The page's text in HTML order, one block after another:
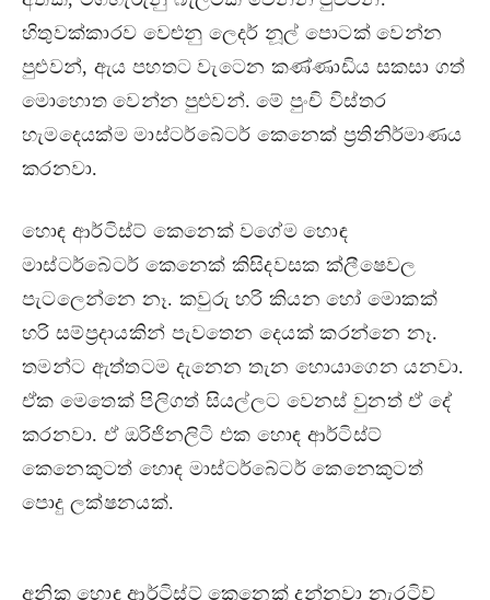
හිතුවක්කාරව වෙළුනු ලෙදර් නූල් පොටක් වෙන්න
පුළුවන්, ඇය පහතට වැටෙන කණ්ණාඩිය සකසා ගත්
මොහොත වෙන්න පුළුවන්. මේ පුංචි විස්තර
හැමදෙයක්ම මාස්ටර්බේටර් කෙනෙක් ප්‍රතිනිර්මාණය
කරනවා.
හොඳ ආර්ටිස්ට් කෙනෙක් වගේම හොඳ
මාස්ටර්බේටර් කෙනෙක් කිසිදවසක ක්ලීෂෙවල
පැටලෙන්නෙ නෑ. කවුරු හරි කියන හෝ මොකක්
හරි සම්ප්‍රදායකින් පැවතෙන දෙයක් කරන්නෙ නෑ.
තමන්ට ඇත්තටම දැනෙන තැන හොයාගෙන යනවා.
ඒක මෙතෙක් පිලිගත් සියල්ලට වෙනස් වුනත් ඒ දේ
කරනවා. ඒ ඔරිජිනලිටි එක හොඳ ආර්ටිස්ට්
කෙනෙකුටත් හොඳ මාස්ටර්බේටර් කෙනෙකුටත්
පොදු ලක්ෂනයක්.
අනික හොඳ ආර්ටිස්ට් කෙනෙක් දන්නවා නැරටිව්